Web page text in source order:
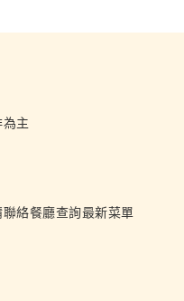
主
絡餐廳查詢最新菜單